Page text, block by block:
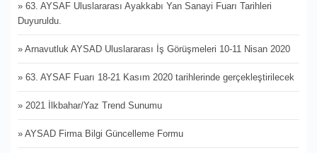
» 63. AYSAF Uluslararası Ayakkabı Yan Sanayi Fuarı Tarihleri
Duyuruldu.
» Arnavutluk AYSAD Uluslararası İş Görüşmeleri 10-11 Nisan 2020
» 63. AYSAF Fuarı 18-21 Kasım 2020 tarihlerinde gerçekleştirilecek
» 2021 İlkbahar/Yaz Trend Sunumu
» AYSAD Firma Bilgi Güncelleme Formu